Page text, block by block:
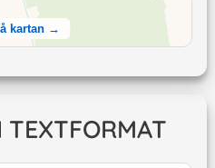
kartan →
TEXTFORMAT